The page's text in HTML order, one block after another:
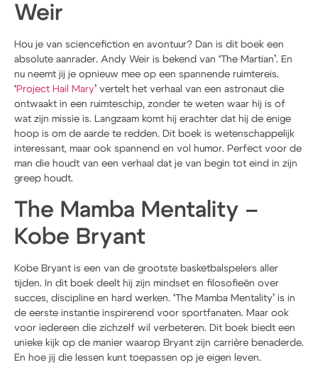
Weir
Hou je van sciencefiction en avontuur? Dan is dit boek een
absolute aanrader. Andy Weir is bekend van ‘The Martian’. En
nu neemt jij je opnieuw mee op een spannende ruimtereis.
‘Project Hail Mary’ vertelt het verhaal van een astronaut die
ontwaakt in een ruimteschip, zonder te weten waar hij is of
wat zijn missie is. Langzaam komt hij erachter dat hij de enige
hoop is om de aarde te redden. Dit boek is wetenschappelijk
interessant, maar ook spannend en vol humor. Perfect voor de
man die houdt van een verhaal dat je van begin tot eind in zijn
greep houdt.
The Mamba Mentality –
Kobe Bryant
Kobe Bryant is een van de grootste basketbalspelers aller
tijden. In dit boek deelt hij zijn mindset en filosofieën over
succes, discipline en hard werken. ‘The Mamba Mentality’ is in
de eerste instantie inspirerend voor sportfanaten. Maar ook
voor iedereen die zichzelf wil verbeteren. Dit boek biedt een
unieke kijk op de manier waarop Bryant zijn carrière benaderde.
En hoe jij die lessen kunt toepassen op je eigen leven.